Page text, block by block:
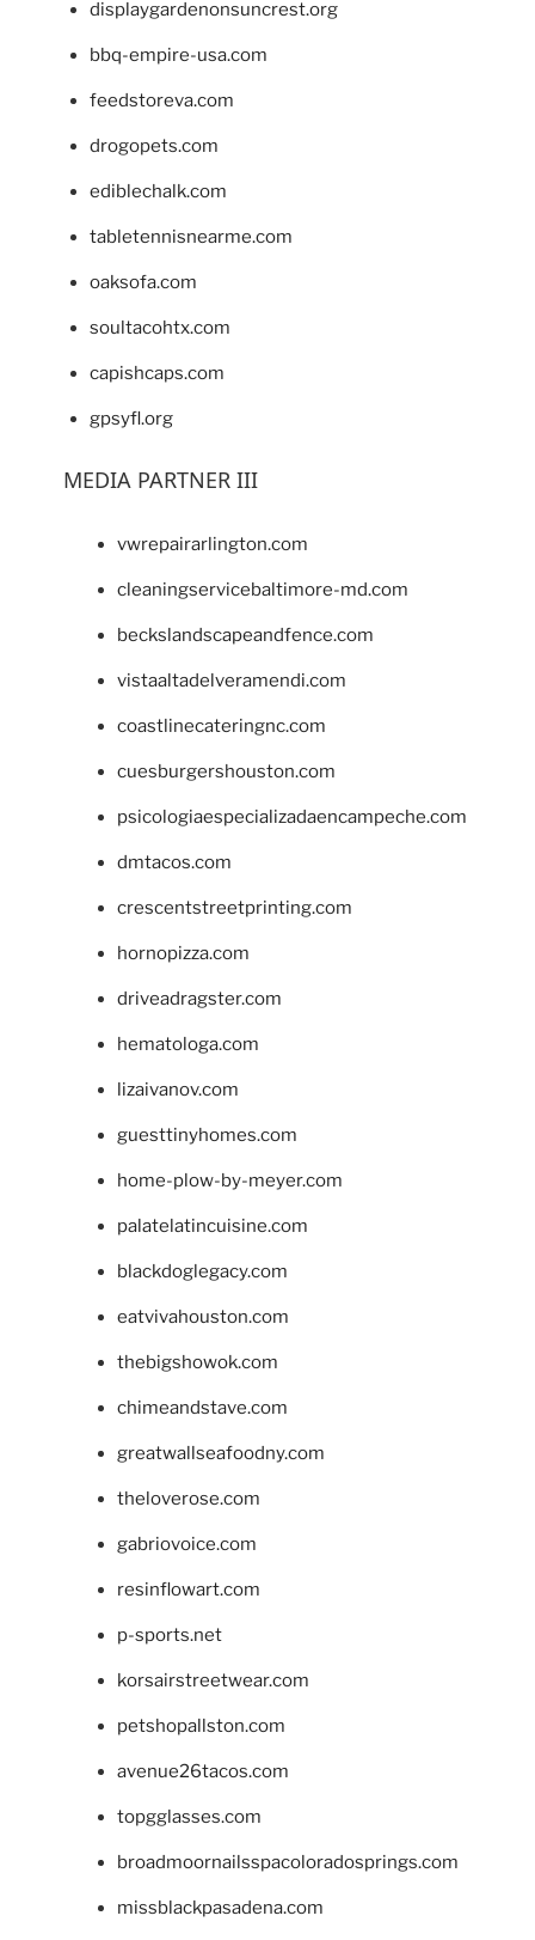
displaygardenonsuncrest.org
bbq-empire-usa.com
feedstoreva.com
drogopets.com
ediblechalk.com
tabletennisnearme.com
oaksofa.com
soultacohtx.com
capishcaps.com
gpsyfl.org
MEDIA PARTNER III
vwrepairarlington.com
cleaningservicebaltimore-md.com
beckslandscapeandfence.com
vistaaltadelveramendi.com
coastlinecateringnc.com
cuesburgershouston.com
psicologiaespecializadaencampeche.com
dmtacos.com
crescentstreetprinting.com
hornopizza.com
driveadragster.com
hematologa.com
lizaivanov.com
guesttinyhomes.com
home-plow-by-meyer.com
palatelatincuisine.com
blackdoglegacy.com
eatvivahouston.com
thebigshowok.com
chimeandstave.com
greatwallseafoodny.com
theloverose.com
gabriovoice.com
resinflowart.com
p-sports.net
korsairstreetwear.com
petshopallston.com
avenue26tacos.com
topgglasses.com
broadmoornailsspacoloradosprings.com
missblackpasadena.com